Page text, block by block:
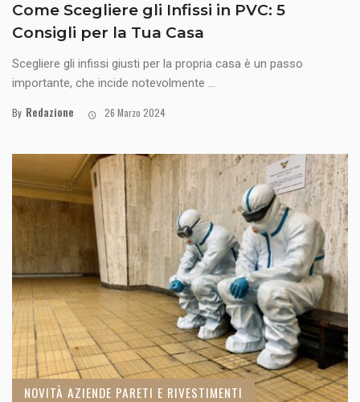
Come Scegliere gli Infissi in PVC: 5
Consigli per la Tua Casa
Scegliere gli infissi giusti per la propria casa è un passo
importante, che incide notevolmente ...
By Redazione 26 Marzo 2024
NOVITÀ AZIENDE PARETI E RIVESTIMENTI